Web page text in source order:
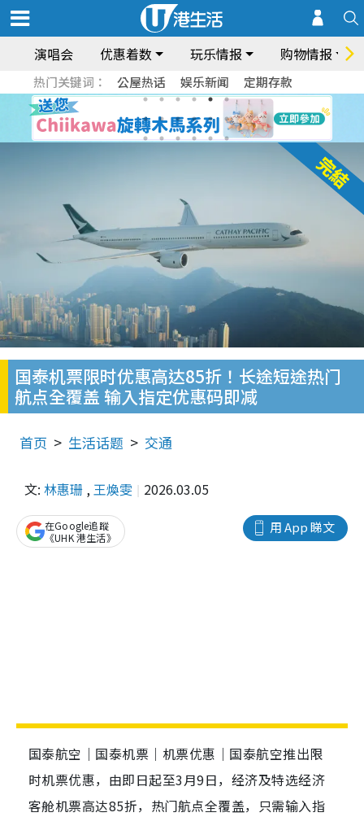
演唱会 优惠着数 玩乐情报 购物情报
热门关键词： 公屋热话 娱乐新闻 定期存款
国泰机票限时优惠高达85折！长途短途热门
航点全覆盖 输入指定优惠码即减
首页 生活话题 交通
文: 林惠珊 ,王煥雯 2026.03.05
用 App 睇文
在Google追蹤
《UHK 港生活》
国泰航空｜国泰机票｜机票优惠｜国泰航空推出限
时机票优惠，由即日起至3月9日，经济及特选经济
客舱机票高达85折，热门航点全覆盖，只需输入指